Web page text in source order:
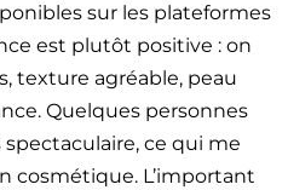
sur les plateformes
est plutôt positive : on
texture agréable, peau
Quelques personnes
ce qui me
cosmétique. L’important